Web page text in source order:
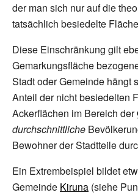
der man sich nur auf die
tatsächlich besiedelte
Diese Einschränkung gilt
Gemarkungsfläche
Stadt oder Gemeinde hängt
Anteil der nicht besiedelten
Ackerflächen im Bereich der
durchschnittliche
Bewohner der Stadtteile
Ein Extrembeispiel bildet
Gemeinde Kiruna (siehe